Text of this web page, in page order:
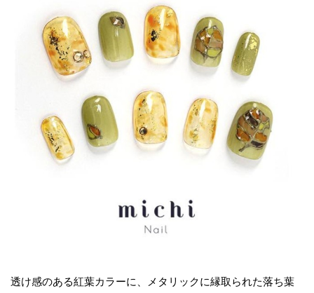
透け感のある紅葉カラーに、メタリックに縁取られた落ち葉